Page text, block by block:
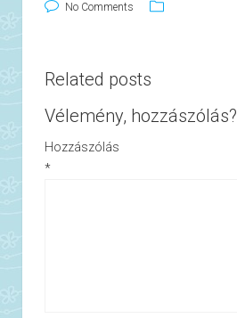
No Comments
Related posts
Vélemény, hozzászólás?
Hozzászólás
*